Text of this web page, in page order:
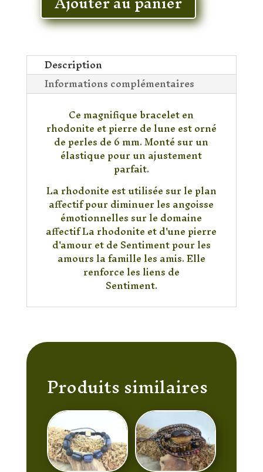
quantité
Bracelet
Rhodonite
&
Pierre
de
Description
Informations complémentaires
Ce magnifique bracelet en
rhodonite et pierre de lune est orné
de perles de 6 mm. Monté sur un
élastique pour un ajustement
parfait.
La rhodonite est utilisée sur le plan
affectif pour diminuer les angoisse
émotionnelles sur le domaine
affectif La rhodonite et d'une pierre
d'amour et de Sentiment pour les
amours la famille les amis. Elle
renforce les liens de
Sentiment.
Produits similaires